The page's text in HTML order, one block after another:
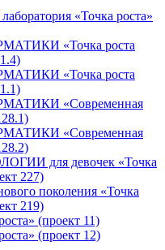
«Точка роста»
«Точка роста
«Точка роста
«Современная
«Современная
для девочек «Точка
227)
поколения «Точка
219)
(проект 11)
(проект 12)